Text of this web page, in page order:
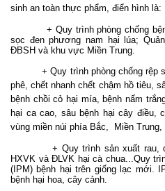
sinh an toàn thực phẩm, điển hình là:
+ Quy trình phòng chống bệnh
sọc đen phương nam hại lúa;
ĐBSH và khu vực Miền Trung.
+ Quy trình phòng chống rệp
phê, chết nhanh chết chậm hồ tiêu,
bệnh chồi cỏ hại mía, bệnh nấm
hại ca cao, sâu bệnh hại cây điều,
vùng miền núi phía Bắc, Miền Trung,
+ Quy trình sản xuất rau, quả
HXVK và ĐLVK hại cà chua...Quy
(IPM) bệnh hại trên giống lạc mới.
bệnh hại hoa, cây cảnh.